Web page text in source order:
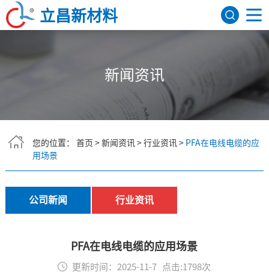
立昌新材料
FEP聚全氟乙丙烯
PFA可熔性聚四氟乙烯
PVDF聚偏氟乙烯
ETFE四氟乙烯共聚物
氟树脂色母
PEEK
应用领域
航天航空
建筑领域
医疗器械
电子电气
新闻资讯
行业资讯
公司新闻
联系我们
新闻资讯
您的位置： 首页 > 新闻资讯 > 行业资讯 > PFA在电线电缆的应
用场景
公司新闻 行业资讯
PFA在电线电缆的应用场景
更新时间：2025-11-7 点击:1798次